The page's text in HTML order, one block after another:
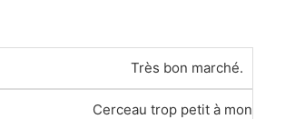
Très bon marché.
Cerceau trop petit à mon